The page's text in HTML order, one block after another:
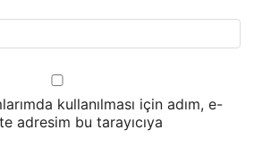
kullanılması için adım, e-
adresim bu tarayıcıya